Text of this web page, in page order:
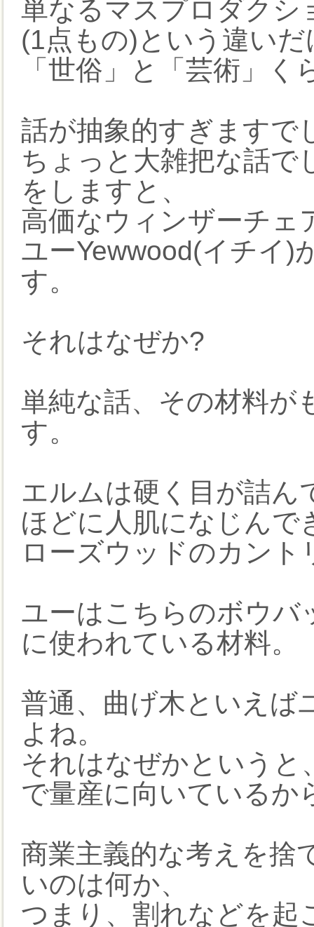
単なるマスプロダクシ
(1点もの)という違い
「世俗」と「芸術」
話が抽象的すぎますで
ちょっと大雑把な話で
をしますと、
高価なウィンザーチェ
ユーYewwood(イチイ)
す。
それはなぜか?
単純な話、その材料が
す。
エルムは硬く目が詰ん
ほどに人肌になじんで
ローズウッドのカン
ユーはこちらのボウバ
に使われている材料。
普通、曲げ木といえば
よね。
それはなぜかというと
で量産に向いているか
商業主義的な考えを捨
いのは何か、
つまり、割れなどを起